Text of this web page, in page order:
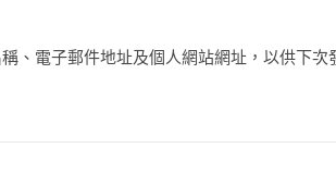
、電子郵件地址及個人網站網址，以供下次